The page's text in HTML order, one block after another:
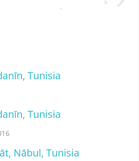
Tunisia
Tunisia
Nābul, Tunisia